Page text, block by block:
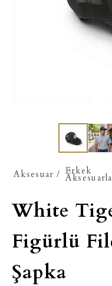
Aksesuar / Erkek
White
Figürlü
Şapka